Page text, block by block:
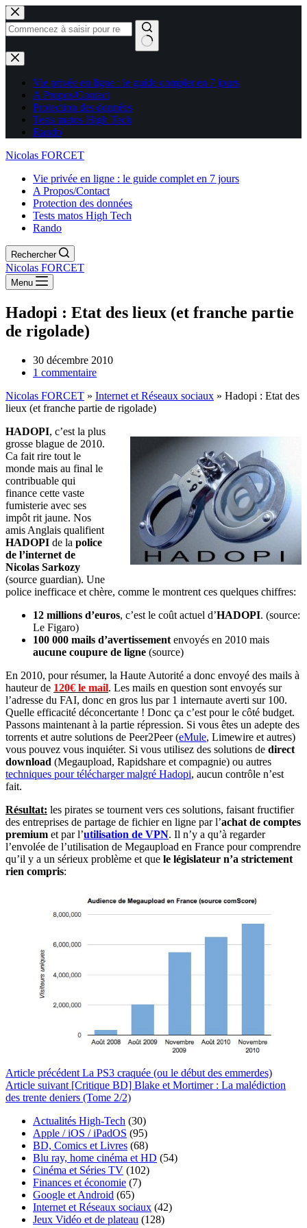
Aucun
résultat
Vie privée en ligne : le guide complet en 7 jours
A Propos/Contact
Protection des données
Tests matos High Tech
Rando
Nicolas FORCET
Vie privée en ligne : le guide complet en 7 jours
A Propos/Contact
Protection des données
Tests matos High Tech
Rando
Rechercher
Nicolas FORCET
Menu
Hadopi : Etat des lieux (et franche partie
de rigolade)
30 décembre 2010
1 commentaire
Nicolas FORCET » Internet et Réseaux sociaux » Hadopi : Etat des
lieux (et franche partie de rigolade)
HADOPI, c’est la plus
grosse blague de 2010.
Ca fait rire tout le
monde mais au final le
contribuable qui
finance cette vaste
fumisterie avec ses
impôt rit jaune. Nos
amis Anglais qualifient
HADOPI de la police
de l’internet de
Nicolas Sarkozy
(source guardian). Une
police inefficace et chère, comme le montrent ces quelques chiffres:
12 millions d’euros, c’est le coût actuel d’HADOPI. (source:
Le Figaro)
100 000 mails d’avertissement envoyés en 2010 mais
aucune coupure de ligne (source)
En 2010, pour résumer, la Haute Autorité a donc envoyé des mails à
hauteur de 120€ le mail. Les mails en question sont envoyés sur
l’adresse du FAI, donc en gros lus par 1 internaute averti sur 100.
Quelle efficacité déconcertante ! Donc ça c’est pour le côté budget.
Passons maintenant à la partie répression. Si vous êtes un adepte des
torrents et autre solutions de Peer2Peer (eMule, Limewire et autres)
vous pouvez vous inquiéter. Si vous utilisez des solutions de direct
download (Megaupload, Rapidshare et compagnie) ou autres
techniques pour télécharger malgré Hadopi, aucun contrôle n’est
fait.
Résultat: les pirates se tournent vers ces solutions, faisant fructifier
des entreprises de partage de fichier en ligne par l’achat de comptes
premium et par l’utilisation de VPN. Il n’y a qu’à regarder
l’envolée de l’utilisation de Megaupload en France pour comprendre
qu’il y a un sérieux problème et que le législateur n’a strictement
rien compris:
Article précédent La PS3 craquée (ou le début des emmerdes)
Article suivant [Critique BD] Blake et Mortimer : La malédiction
des trente deniers (Tome 2/2)
Actualités High-Tech (30)
Apple / iOS / iPadOS (95)
BD, Comics et Livres (68)
Blu ray, home cinéma et HD (54)
Cinéma et Séries TV (102)
Finances et économie (7)
Google et Android (65)
Internet et Réseaux sociaux (42)
Jeux Vidéo et de plateau (128)